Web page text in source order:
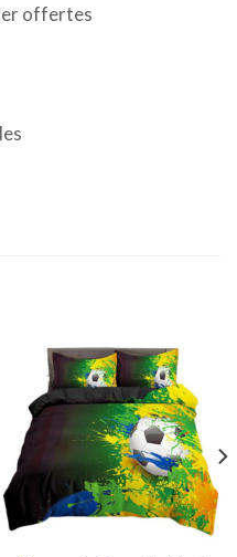
offertes